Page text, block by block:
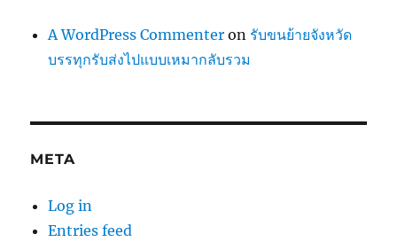
A WordPress Commenter on รับขนย้ายจังหวัด
บรรทุกรับส่งไปแบบเหมากลับรวม
META
Log in
Entries feed